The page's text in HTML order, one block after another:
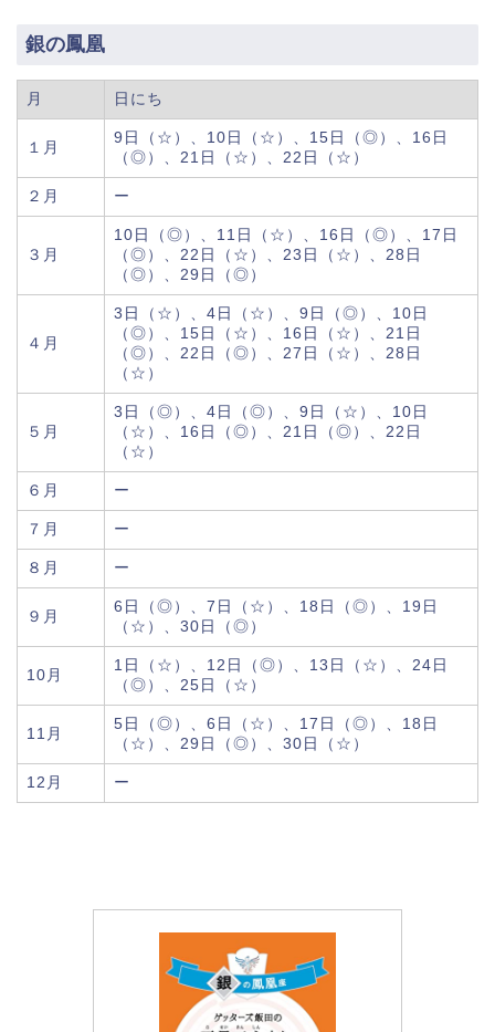
銀の鳳凰
月 日にち
１月
9日（☆）、10日（☆）、15日（◎）、16日
（◎）、21日（☆）、22日（☆）
２月 ー
３月
10日（◎）、11日（☆）、16日（◎）、17日
（◎）、22日（☆）、23日（☆）、28日
（◎）、29日（◎）
４月
3日（☆）、4日（☆）、9日（◎）、10日
（◎）、15日（☆）、16日（☆）、21日
（◎）、22日（◎）、27日（☆）、28日
（☆）
５月
3日（◎）、4日（◎）、9日（☆）、10日
（☆）、16日（◎）、21日（◎）、22日
（☆）
６月 ー
７月 ー
８月 ー
９月
6日（◎）、7日（☆）、18日（◎）、19日
（☆）、30日（◎）
10月
1日（☆）、12日（◎）、13日（☆）、24日
（◎）、25日（☆）
11月
5日（◎）、6日（☆）、17日（◎）、18日
（☆）、29日（◎）、30日（☆）
12月 ー